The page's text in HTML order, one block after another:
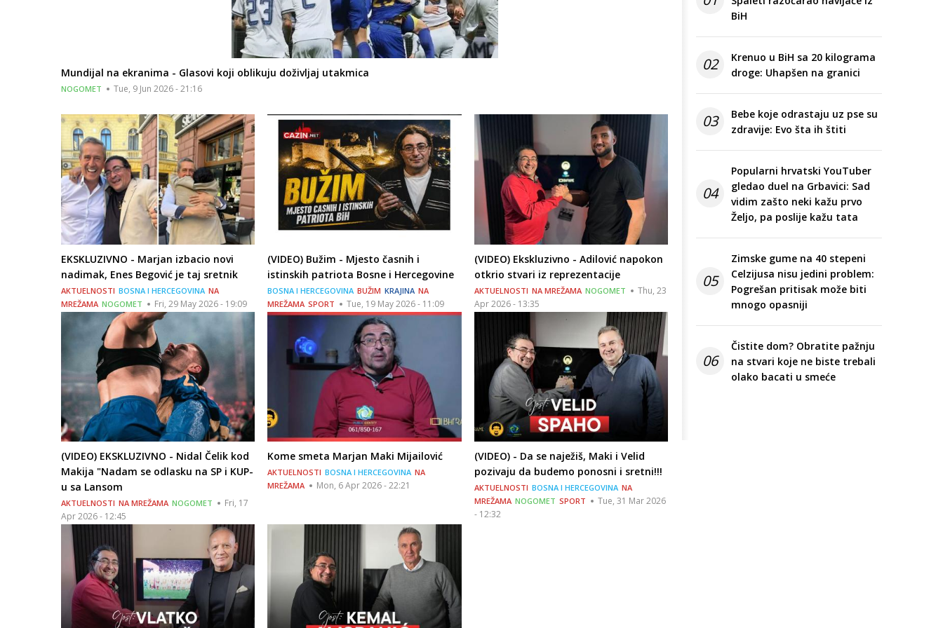
Mundijal na ekranima - Glasovi koji oblikuju doživljaj utakmica
NOGOMET Tue, 9 Jun 2026 - 21:16
EKSKLUZIVNO - Marjan izbacio novi
nadimak, Enes Begović je taj sretnik
AKTUELNOSTI BOSNA I HERCEGOVINA NA
MREŽAMA NOGOMET Fri, 29 May 2026 - 19:09
(VIDEO) Bužim - Mjesto časnih i
istinskih patriota Bosne i Hercegovine
BOSNA I HERCEGOVINA BUŽIM KRAJINA NA
MREŽAMA SPORT Tue, 19 May 2026 - 11:09
(VIDEO) Ekskluzivno - Adilović napokon
otkrio stvari iz reprezentacije
AKTUELNOSTI NA MREŽAMA NOGOMET
Thu, 23
Apr 2026 - 13:35
(VIDEO) EKSKLUZIVNO - Nidal Čelik kod
Makija "Nadam se odlasku na SP i KUP-
u sa Lansom
AKTUELNOSTI NA MREŽAMA NOGOMET
Fri, 17
Apr 2026 - 12:45
Kome smeta Marjan Maki Mijailović
AKTUELNOSTI BOSNA I HERCEGOVINA NA
MREŽAMA
Mon, 6 Apr 2026 - 22:21
(VIDEO) - Da se naježiš, Maki i Velid
pozivaju da budemo ponosni i sretni!!!
AKTUELNOSTI BOSNA I HERCEGOVINA NA
MREŽAMA NOGOMET SPORT
Tue, 31 Mar 2026
- 12:32
BiH
02
Krenuo u BiH sa 20 kilograma
droge: Uhapšen na granici
03
Bebe koje odrastaju uz pse su
zdravije: Evo šta ih štiti
04
Popularni hrvatski YouTuber
gledao duel na Grbavici: Sad
vidim zašto neki kažu prvo
Željo, pa poslije kažu tata
05
Zimske gume na 40 stepeni
Celzijusa nisu jedini problem:
Pogrešan pritisak može biti
mnogo opasniji
06
Čistite dom? Obratite pažnju
na stvari koje ne biste trebali
olako bacati u smeće